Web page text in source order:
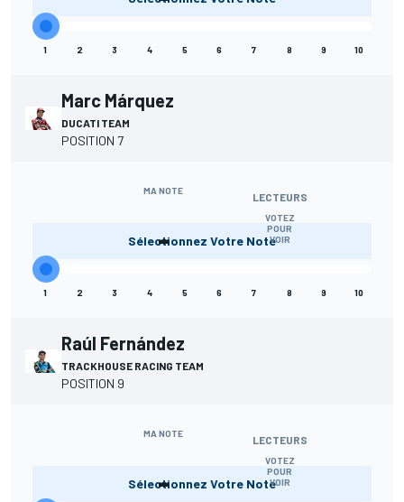
1 2 3 4 5 6 7 8 9 10
Marc Márquez
DUCATI TEAM
POSITION 7
MA NOTE
-
LECTEURS
VOTEZ
POUR
VOIR
Sélectionnez Votre Note
1 2 3 4 5 6 7 8 9 10
Raúl Fernández
TRACKHOUSE RACING TEAM
POSITION 9
MA NOTE
-
LECTEURS
VOTEZ
POUR
VOIR
Sélectionnez Votre Note